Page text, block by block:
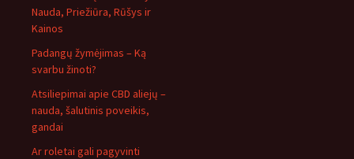
Nauda, Priežiūra, Rūšys ir
Kainos
Padangų žymėjimas – Ką
svarbu žinoti?
Atsiliepimai apie CBD aliejų –
nauda, šalutinis poveikis,
gandai
Ar roletai gali pagyvinti